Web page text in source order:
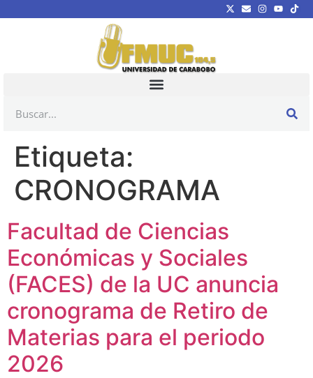
Etiqueta:
CRONOGRAMA
Facultad de Ciencias
Económicas y Sociales
(FACES) de la UC anuncia
cronograma de Retiro de
Materias para el periodo
2026